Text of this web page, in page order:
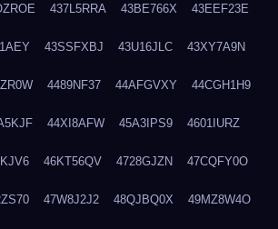
437L5RRA 43BE766X 43EEF23E
43SSFXBJ 43U16JLC 43XY7A9N
4489NF37 44AFGVXY 44CGH1H9
44XI8AFW 45A3IPS9 4601IURZ
46KT56QV 4728GJZN 47CQFY0O
47W8J2J2 48QJBQ0X 49MZ8W4O